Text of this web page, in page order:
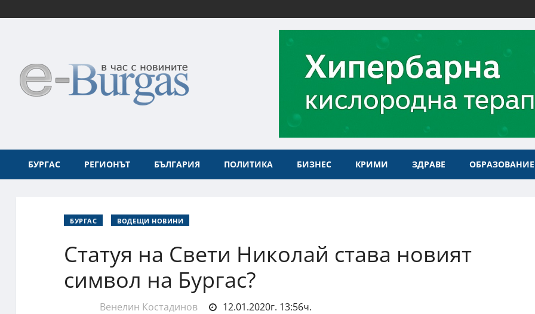
БУРГАС РЕГИОНЪТ БЪЛГАРИЯ ПОЛИТИКА БИЗНЕС КРИМИ ЗДРАВЕ ОБРАЗОВАНИЕ
БУРГАС ВОДЕЩИ НОВИНИ
Статуя на Свети Николай става новият
символ на Бургас?
Венелин Костадинов 12.01.2020г. 13:56ч.